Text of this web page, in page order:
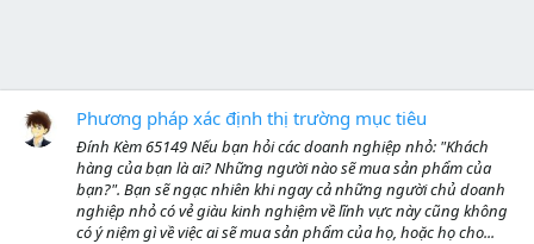
Phương pháp xác định thị trường mục tiêu
Ðính Kèm 65149 Nếu bạn hỏi các doanh nghiệp nhỏ: "Khách
hàng của bạn là ai? Những người nào sẽ mua sản phẩm của
bạn?". Bạn sẽ ngạc nhiên khi ngay cả những người chủ doanh
nghiệp nhỏ có vẻ giàu kinh nghiệm về lĩnh vực này cũng không
có ý niệm gì về việc ai sẽ mua sản phẩm của họ, hoặc họ cho...